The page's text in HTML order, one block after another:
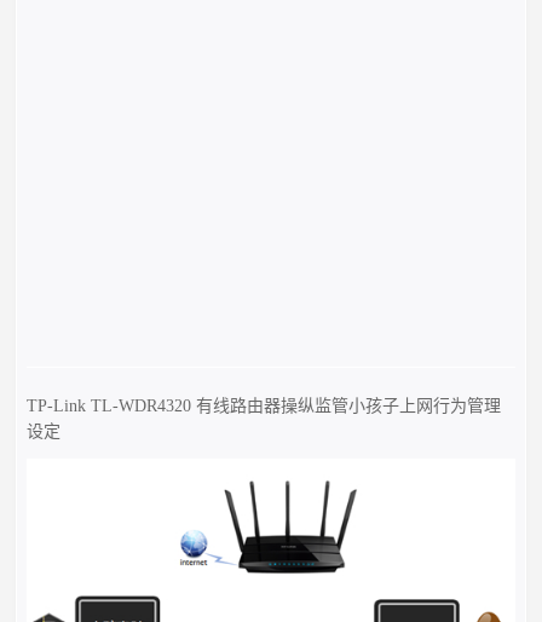
TP-Link TL-WDR4320 有线路由器操纵监管小孩子上网行为管理
设定